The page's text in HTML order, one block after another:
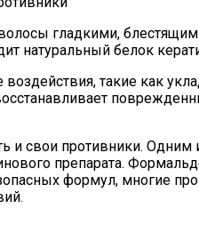
гладкими,
натуральный белок
такие как
и свои противники.
препарата.
формул, многие